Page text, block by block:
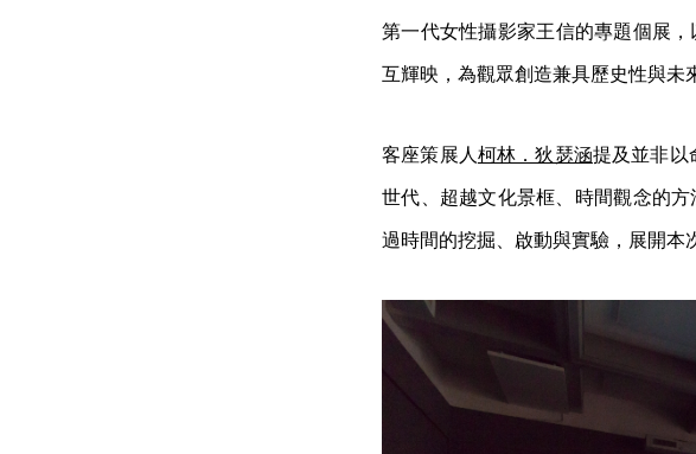
第一代女性攝影家王信的專題個展
互輝映，為觀眾創造兼具歷史性與未
客座策展人 柯林．狄瑟涵提及並非以
世代、超越文化景框、時間觀念的方
過時間的挖掘、啟動與實驗，展開本